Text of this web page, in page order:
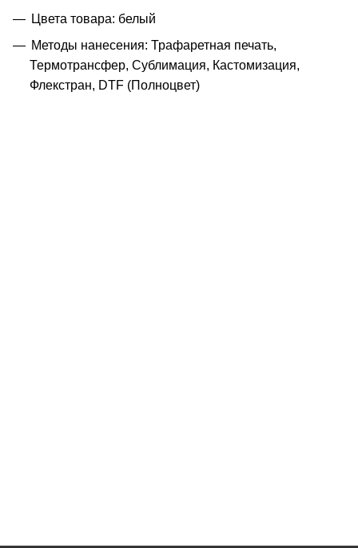
Цвета товара: белый
Методы нанесения: Трафаретная печать,
Термотрансфер, Сублимация, Кастомизация,
Флекстран, DTF (Полноцвет)